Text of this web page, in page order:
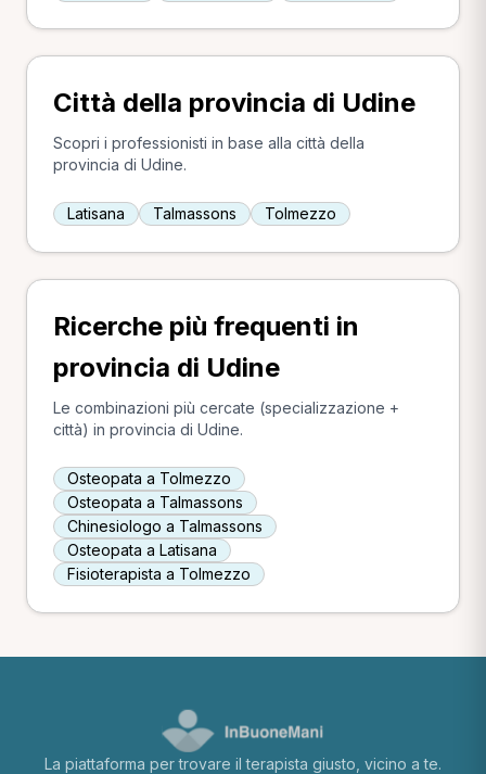
Città della provincia di Udine
Scopri i professionisti in base alla città della
provincia di Udine.
Latisana Talmassons Tolmezzo
Ricerche più frequenti in
provincia di Udine
Le combinazioni più cercate (specializzazione +
città) in provincia di Udine.
Osteopata a Tolmezzo
Osteopata a Talmassons
Chinesiologo a Talmassons
Osteopata a Latisana
Fisioterapista a Tolmezzo
La piattaforma per trovare il terapista giusto, vicino a te.